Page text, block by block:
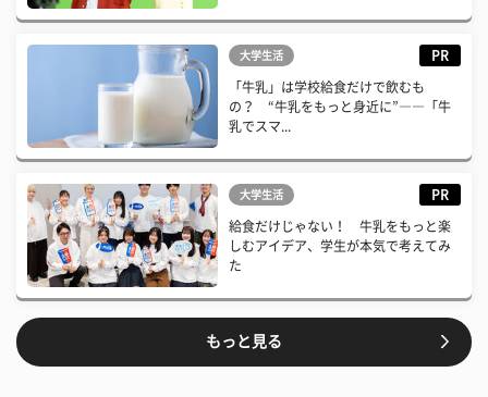
大学生活 PR
「牛乳」は学校給食だけで飲むも
の？ “牛乳をもっと身近に”――「牛
乳でスマ...
大学生活 PR
給食だけじゃない！ 牛乳をもっと楽
しむアイデア、学生が本気で考えてみ
た
もっと見る